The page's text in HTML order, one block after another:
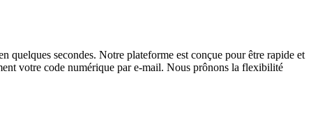
quelques secondes. Notre plateforme est conçue pour être rapide et
votre code numérique par e-mail. Nous prônons la flexibilité